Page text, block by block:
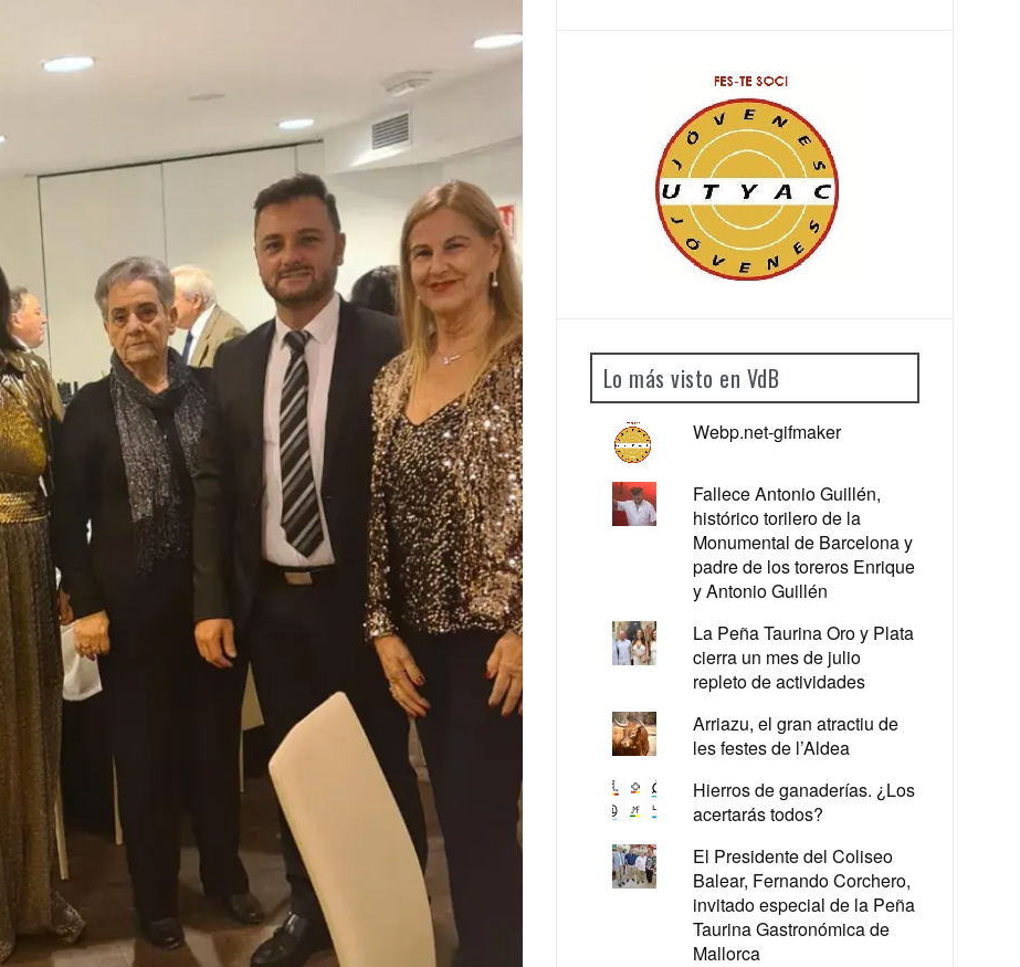
Lo más visto en VdB
Webp.net-gifmaker
Fallece Antonio Guillén,
histórico torilero de la
Monumental de Barcelona y
padre de los toreros Enrique
y Antonio Guillén
La Peña Taurina Oro y Plata
cierra un mes de julio
repleto de actividades
Arriazu, el gran atractiu de
les festes de l’Aldea
Hierros de ganaderías. ¿Los
acertarás todos?
El Presidente del Coliseo
Balear, Fernando Corchero,
invitado especial de la Peña
Taurina Gastronómica de
Mallorca